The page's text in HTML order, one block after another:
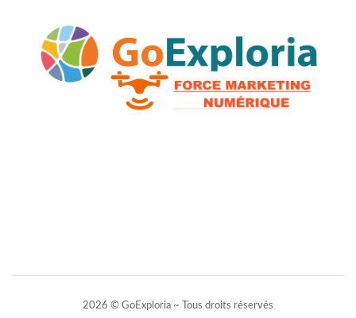
2026 © GoExploria ~ Tous droits réservés